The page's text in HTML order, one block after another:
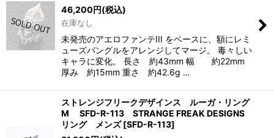
46,200円(税込)
在庫なし
未発売のアエロファンテIII をベースに、額にレミ
ューズバングルをアレンジしてマージ。 毒々しい
キャラに変化。 長さ 約43mm 幅 約22mm
厚み 約15mm 重さ 約42.6g …
ストレンジフリークデザインス ルーガ・リング
M SFD-R-113 STRANGE FREAK DESIGNS
リング メンズ [SFD-R-113]